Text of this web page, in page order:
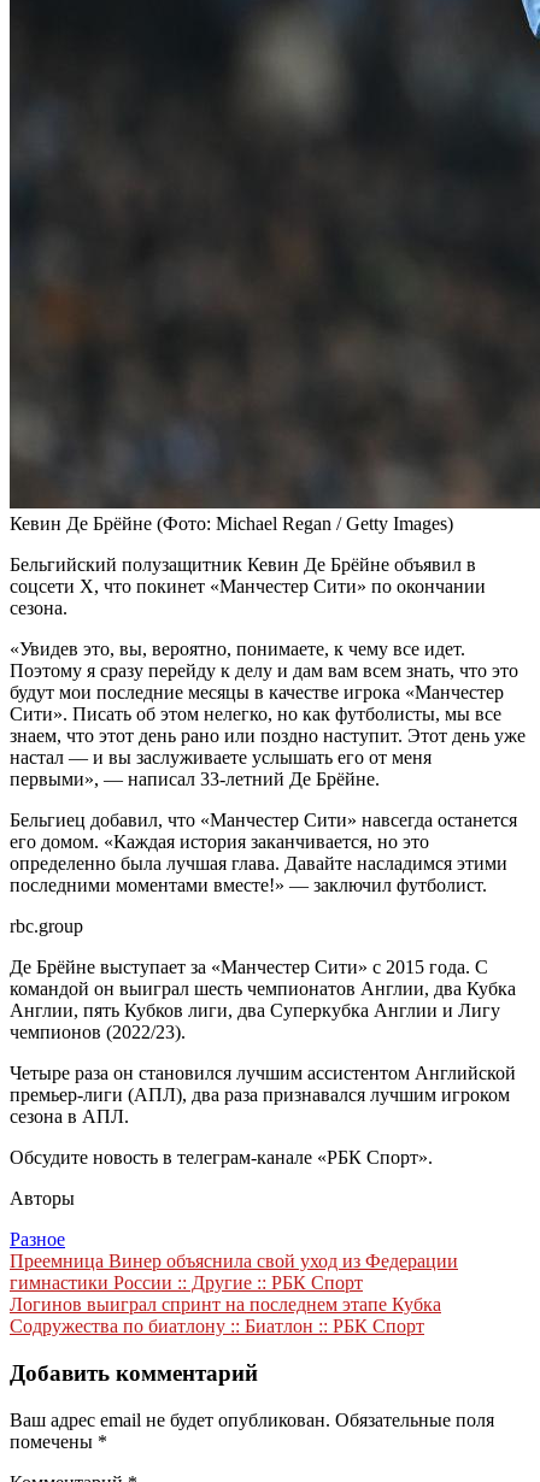
Кевин Де Брёйне (Фото: Michael Regan / Getty Images)
Бельгийский полузащитник Кевин Де Брёйне объявил в
соцсети Х, что покинет «Манчестер Сити» по окончании
сезона.
«Увидев это, вы, вероятно, понимаете, к чему все идет.
Поэтому я сразу перейду к делу и дам вам всем знать, что это
будут мои последние месяцы в качестве игрока «Манчестер
Сити». Писать об этом нелегко, но как футболисты, мы все
знаем, что этот день рано или поздно наступит. Этот день уже
настал — и вы заслуживаете услышать его от меня
первыми», — написал 33-летний Де Брёйне.
Бельгиец добавил, что «Манчестер Сити» навсегда останется
его домом. «Каждая история заканчивается, но это
определенно была лучшая глава. Давайте насладимся этими
последними моментами вместе!» — заключил футболист.
rbc.group
Де Брёйне выступает за «Манчестер Сити» с 2015 года. С
командой он выиграл шесть чемпионатов Англии, два Кубка
Англии, пять Кубков лиги, два Суперкубка Англии и Лигу
чемпионов (2022/23).
Четыре раза он становился лучшим ассистентом Английской
премьер-лиги (АПЛ), два раза признавался лучшим игроком
сезона в АПЛ.
Обсудите новость в телеграм-канале «РБК Спорт».
Авторы
Разное
Навигация
по
записям
Преемница Винер объяснила свой уход из Федерации
гимнастики России :: Другие :: РБК Спорт
Логинов выиграл спринт на последнем этапе Кубка
Содружества по биатлону :: Биатлон :: РБК Спорт
Добавить комментарий
Ваш адрес email не будет опубликован. Обязательные поля
помечены *